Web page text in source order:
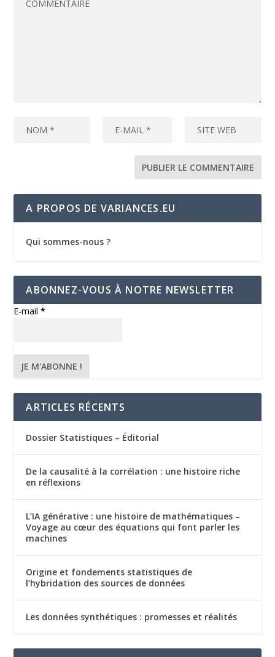
A PROPOS DE VARIANCES.EU
Qui sommes-nous ?
ABONNEZ-VOUS À NOTRE NEWSLETTER
E-mail*
ARTICLES RÉCENTS
Dossier Statistiques – Éditorial
De la causalité à la corrélation : une histoire riche
en réflexions
L’IA générative : une histoire de mathématiques –
Voyage au cœur des équations qui font parler les
machines
Origine et fondements statistiques de
l’hybridation des sources de données
Les données synthétiques : promesses et réalités